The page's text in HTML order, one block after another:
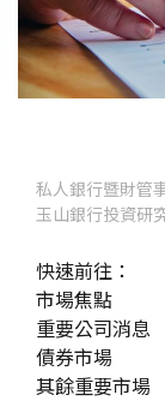
私人銀行暨財管
玉山銀行投資研
快速前往：
市場焦點
重要公司消息
債券市場
其餘重要市場